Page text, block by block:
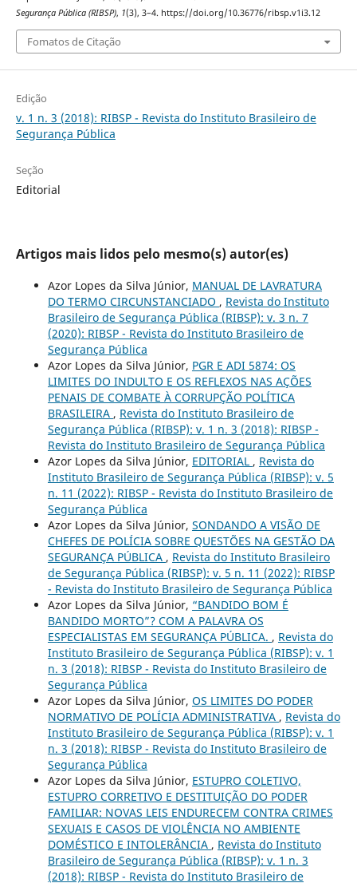
Segurança Pública (RIBSP), 1(3), 3–4. https://doi.org/10.36776/ribsp.v1i3.12
Fomatos de Citação
Edição
v. 1 n. 3 (2018): RIBSP - Revista do Instituto Brasileiro de
Segurança Pública
Seção
Editorial
Artigos mais lidos pelo mesmo(s) autor(es)
Azor Lopes da Silva Júnior, MANUAL DE LAVRATURA
DO TERMO CIRCUNSTANCIADO , Revista do Instituto
Brasileiro de Segurança Pública (RIBSP): v. 3 n. 7
(2020): RIBSP - Revista do Instituto Brasileiro de
Segurança Pública
Azor Lopes da Silva Júnior, PGR E ADI 5874: OS
LIMITES DO INDULTO E OS REFLEXOS NAS AÇÕES
PENAIS DE COMBATE À CORRUPÇÃO POLÍTICA
BRASILEIRA , Revista do Instituto Brasileiro de
Segurança Pública (RIBSP): v. 1 n. 3 (2018): RIBSP -
Revista do Instituto Brasileiro de Segurança Pública
Azor Lopes da Silva Júnior, EDITORIAL , Revista do
Instituto Brasileiro de Segurança Pública (RIBSP): v. 5
n. 11 (2022): RIBSP - Revista do Instituto Brasileiro de
Segurança Pública
Azor Lopes da Silva Júnior, SONDANDO A VISÃO DE
CHEFES DE POLÍCIA SOBRE QUESTÕES NA GESTÃO DA
SEGURANÇA PÚBLICA , Revista do Instituto Brasileiro
de Segurança Pública (RIBSP): v. 5 n. 11 (2022): RIBSP
- Revista do Instituto Brasileiro de Segurança Pública
Azor Lopes da Silva Júnior, “BANDIDO BOM É
BANDIDO MORTO”? COM A PALAVRA OS
ESPECIALISTAS EM SEGURANÇA PÚBLICA. , Revista do
Instituto Brasileiro de Segurança Pública (RIBSP): v. 1
n. 3 (2018): RIBSP - Revista do Instituto Brasileiro de
Segurança Pública
Azor Lopes da Silva Júnior, OS LIMITES DO PODER
NORMATIVO DE POLÍCIA ADMINISTRATIVA , Revista do
Instituto Brasileiro de Segurança Pública (RIBSP): v. 1
n. 3 (2018): RIBSP - Revista do Instituto Brasileiro de
Segurança Pública
Azor Lopes da Silva Júnior, ESTUPRO COLETIVO,
ESTUPRO CORRETIVO E DESTITUIÇÃO DO PODER
FAMILIAR: NOVAS LEIS ENDURECEM CONTRA CRIMES
SEXUAIS E CASOS DE VIOLÊNCIA NO AMBIENTE
DOMÉSTICO E INTOLERÂNCIA , Revista do Instituto
Brasileiro de Segurança Pública (RIBSP): v. 1 n. 3
(2018): RIBSP - Revista do Instituto Brasileiro de